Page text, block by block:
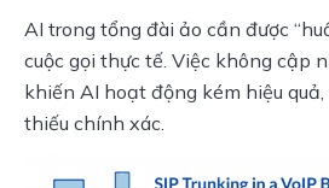
AI trong tổng đài ảo cần được
cuộc gọi thực tế. Việc không cập
khiến AI hoạt động kém hiệu
thiếu chính xác.